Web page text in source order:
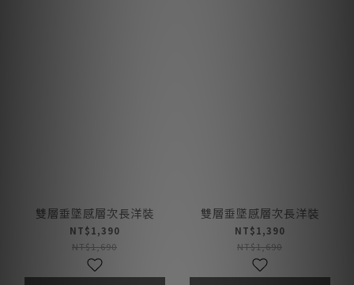
雙層垂墜感層次長洋裝
NT$1,390
NT$1,690
雙層垂墜感層次長洋裝
NT$1,390
NT$1,690